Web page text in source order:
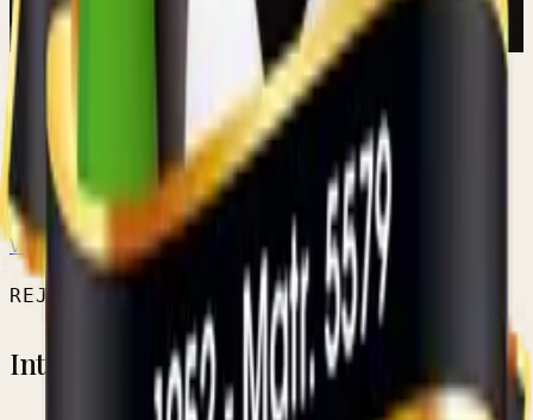
SENIORS HOMMES
Réserve B
RÉSERVE PROVINCIALE
VOIR L'ÉQUIPE → CALENDRIER OFFICIEL ↗
REJOINDRE LE CLUB
Intéressé par nos équipes ?